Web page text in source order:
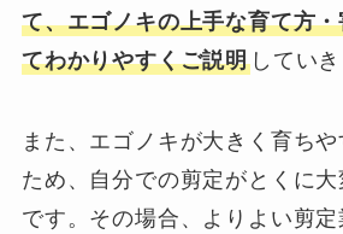
て、エゴノキの上手な育て方
てわかりやすくご説明していき
また、エゴノキが大きく育ち
ため、自分での剪定がとくに
です。その場合、よりよい剪定